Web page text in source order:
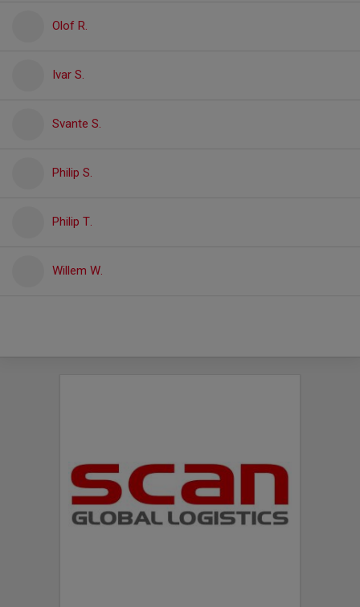
Olof R.
Ivar S.
Svante S.
Philip S.
Philip T.
Willem W.